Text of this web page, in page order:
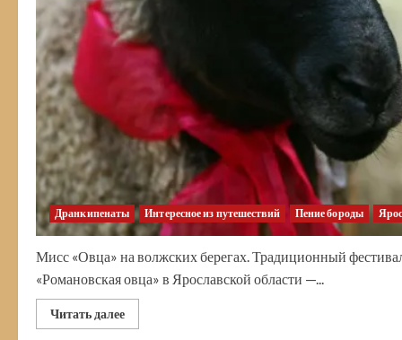
Дранкипенаты Интересное из путешествий Пение бороды
Мисс «Овца» на волжских берегах. Традиционный
«Романовская овца» в Ярославской области —...
Читать далееПрочитать
больше